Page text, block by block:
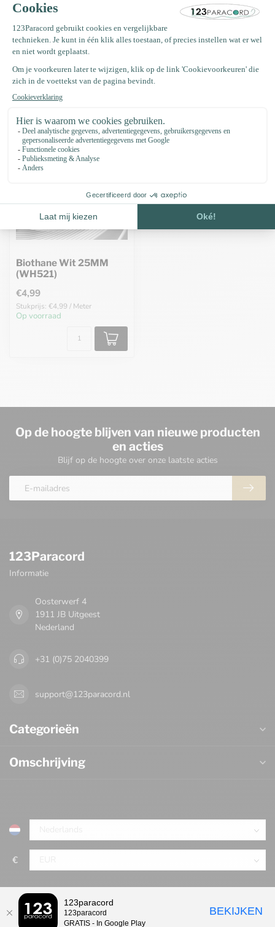
Productomschrijving
Specificaties
Recent bekeken
Biothane Wit 25MM
(WH521)
€4,99
Stukprijs: €4,99 / Meter
Op voorraad
Op de hoogte blijven van nieuwe producten
en acties
Blijf op de hoogte over onze laatste acties
123Paracord
Informatie
Oosterwerf 4
1911 JB Uitgeest
Nederland
+31 (0)75 2040399
support@123paracord.nl
Categorieën
Omschrijving
€
123paracord
123paracord
GRATIS - In Google Play
BEKIJKEN